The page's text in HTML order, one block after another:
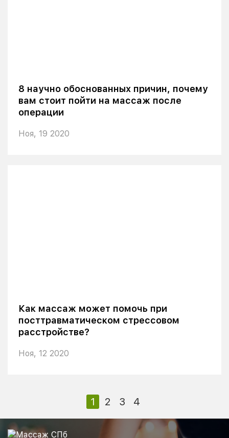
8 научно обоснованных причин, почему
вам стоит пойти на массаж после
операции
Ноя, 19 2020
Как массаж может помочь при
посттравматическом стрессовом
расстройстве?
Ноя, 12 2020
1 2 3 4